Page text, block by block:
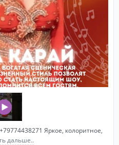
Яркое, колоритное,
дальше..